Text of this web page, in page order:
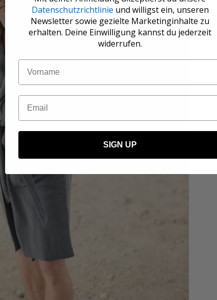
Datenschutzrichtlinie und willigst ein, unseren
Newsletter sowie gezielte Marketinginhalte zu
erhalten. Deine Einwilligung kannst du jederzeit
widerrufen.
Name
Email
SIGN UP